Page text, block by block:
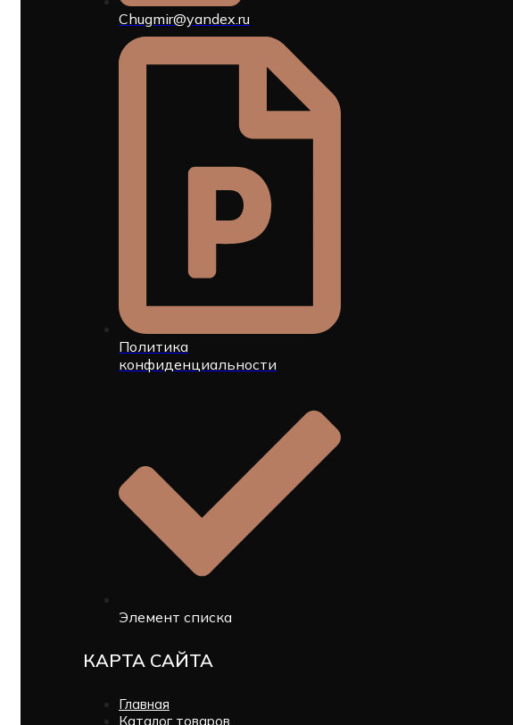
Chugmir@yandex.ru
Политика
конфиденциальности
Элемент списка
КАРТА САЙТА
Главная
Каталог товаров